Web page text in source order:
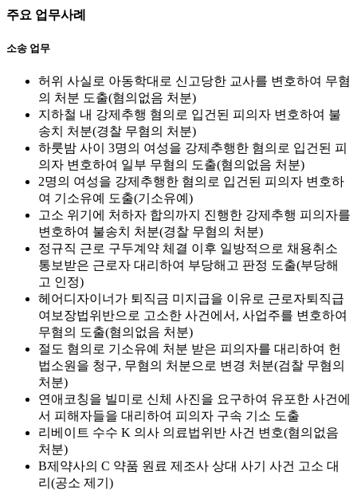
주요 업무사례
소송 업무
허위 사실로 아동학대로 신고당한 교사를 변호하여 무혐
의 처분 도출(혐의없음 처분)
지하철 내 강제추행 혐의로 입건된 피의자 변호하여 불
송치 처분(경찰 무혐의 처분)
하룻밤 사이 3명의 여성을 강제추행한 혐의로 입건된 피
의자 변호하여 일부 무혐의 도출(혐의없음 처분)
2명의 여성을 강제추행한 혐의로 입건된 피의자 변호하
여 기소유예 도출(기소유예)
고소 위기에 처하자 합의까지 진행한 강제추행 피의자를
변호하여 불송치 처분(경찰 무혐의 처분)
정규직 근로 구두계약 체결 이후 일방적으로 채용취소
통보받은 근로자 대리하여 부당해고 판정 도출(부당해
고 인정)
헤어디자이너가 퇴직금 미지급을 이유로 근로자퇴직급
여보장법위반으로 고소한 사건에서, 사업주를 변호하여
무혐의 도출(혐의없음 처분)
절도 혐의로 기소유예 처분 받은 피의자를 대리하여 헌
법소원을 청구, 무혐의 처분으로 변경 처분(검찰 무혐의
처분)
연애코칭을 빌미로 신체 사진을 요구하여 유포한 사건에
서 피해자들을 대리하여 피의자 구속 기소 도출
리베이트 수수 K 의사 의료법위반 사건 변호(혐의없음
처분)
B제약사의 C 약품 원료 제조사 상대 사기 사건 고소 대
리(공소 제기)